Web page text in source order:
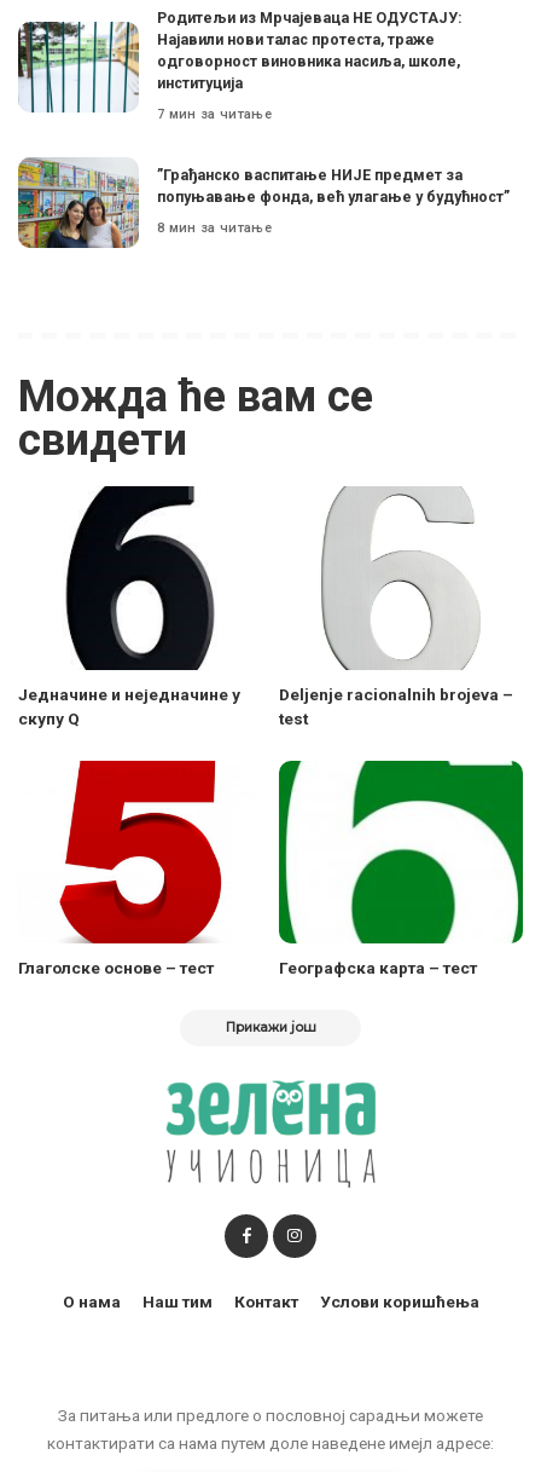
Родитељи из Мрчајеваца НЕ ОДУСТАЈУ:
Најавили нови талас протеста, траже
одговорност виновника насиља, школе,
институција
7 мин за читање
”Грађанско васпитање НИЈЕ предмет за
попуњавање фонда, већ улагање у будућност”
8 мин за читање
Можда ће вам се
свидети
Једначине и неједначине у
скупу Q
Deljenje racionalnih brojeva –
test
Глаголске основе – тест Географска карта – тест
Прикажи још
За питања или предлоге о пословној сарадњи можете
контактирати са нама путем доле наведене имејл адресе:
О нама Наш тим Контакт Услови коришћења